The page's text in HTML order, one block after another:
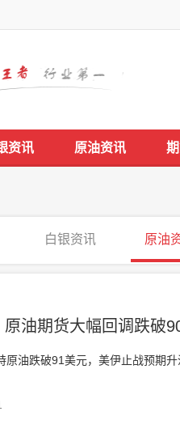
资讯 原油资讯
白银资讯 原油
油期货大幅回调跌破
油跌破91美元，美伊止战预期